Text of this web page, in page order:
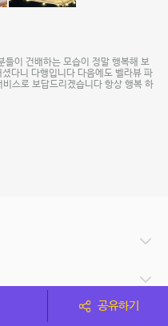
들이 건배하는 모습이 정말 행복해 보
다니 다행입니다 다음에도 벨라뷰 파
스로 보답드리겠습니다 항상 행복 하
공유하기